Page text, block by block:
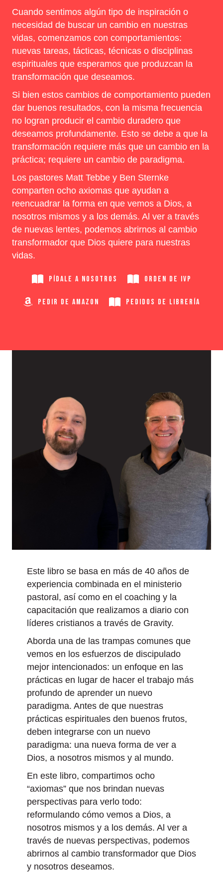
Cuando sentimos algún tipo de inspiración o
necesidad de buscar un cambio en nuestras
vidas, comenzamos con comportamientos:
nuevas tareas, tácticas, técnicas o disciplinas
espirituales que esperamos que produzcan la
transformación que deseamos.
Si bien estos cambios de comportamiento pueden
dar buenos resultados, con la misma frecuencia
no logran producir el cambio duradero que
deseamos profundamente. Esto se debe a que la
transformación requiere más que un cambio en la
práctica; requiere un cambio de paradigma.
Los pastores Matt Tebbe y Ben Sternke
comparten ocho axiomas que ayudan a
reencuadrar la forma en que vemos a Dios, a
nosotros mismos y a los demás. Al ver a través
de nuevas lentes, podemos abrirnos al cambio
transformador que Dios quiere para nuestras
vidas.
PÍDALE A NOSOTROS ORDEN DE IVP
PEDIR DE AMAZON PEDIDOS DE LIBRERÍA
Este libro se basa en más de 40 años de
experiencia combinada en el ministerio
pastoral, así como en el coaching y la
capacitación que realizamos a diario con
líderes cristianos a través de Gravity.
Aborda una de las trampas comunes que
vemos en los esfuerzos de discipulado
mejor intencionados: un enfoque en las
prácticas en lugar de hacer el trabajo más
profundo de aprender un nuevo
paradigma. Antes de que nuestras
prácticas espirituales den buenos frutos,
deben integrarse con un nuevo
paradigma: una nueva forma de ver a
Dios, a nosotros mismos y al mundo.
En este libro, compartimos ocho
“axiomas” que nos brindan nuevas
perspectivas para verlo todo:
reformulando cómo vemos a Dios, a
nosotros mismos y a los demás. Al ver a
través de nuevas perspectivas, podemos
abrirnos al cambio transformador que Dios
y nosotros deseamos.